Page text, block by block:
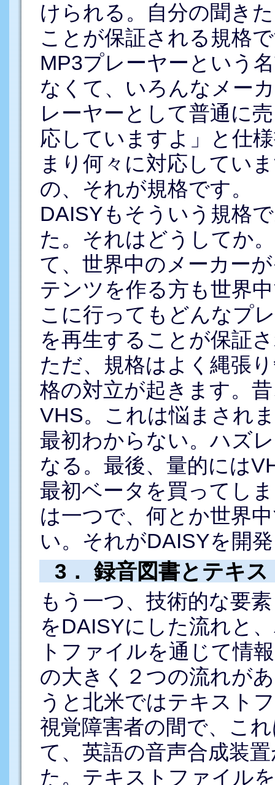
けられる。自分の聞き
ことが保証される規格
MP3プレーヤーという
なくて、いろんなメー
レーヤーとして普通に
応していますよ」と仕
まり何々に対応してい
の、それが規格です。
DAISYもそういう規格
た。それはどうしてか
て、世界中のメーカー
テンツを作る方も世界
こに行ってもどんなプ
を再生することが保証
ただ、規格はよく縄張
格の対立が起きます。
VHS。これは悩まされ
最初わからない。ハズ
なる。最後、量的には
最初ベータを買ってし
は一つで、何とか世界
い。それがDAISYを開
3． 録音図書とテキス
もう一つ、技術的な要
をDAISYにした流れと
トファイルを通じて情
の大きく２つの流れが
うと北米ではテキスト
視覚障害者の間で、こ
て、英語の音声合成装
た。テキストファイル